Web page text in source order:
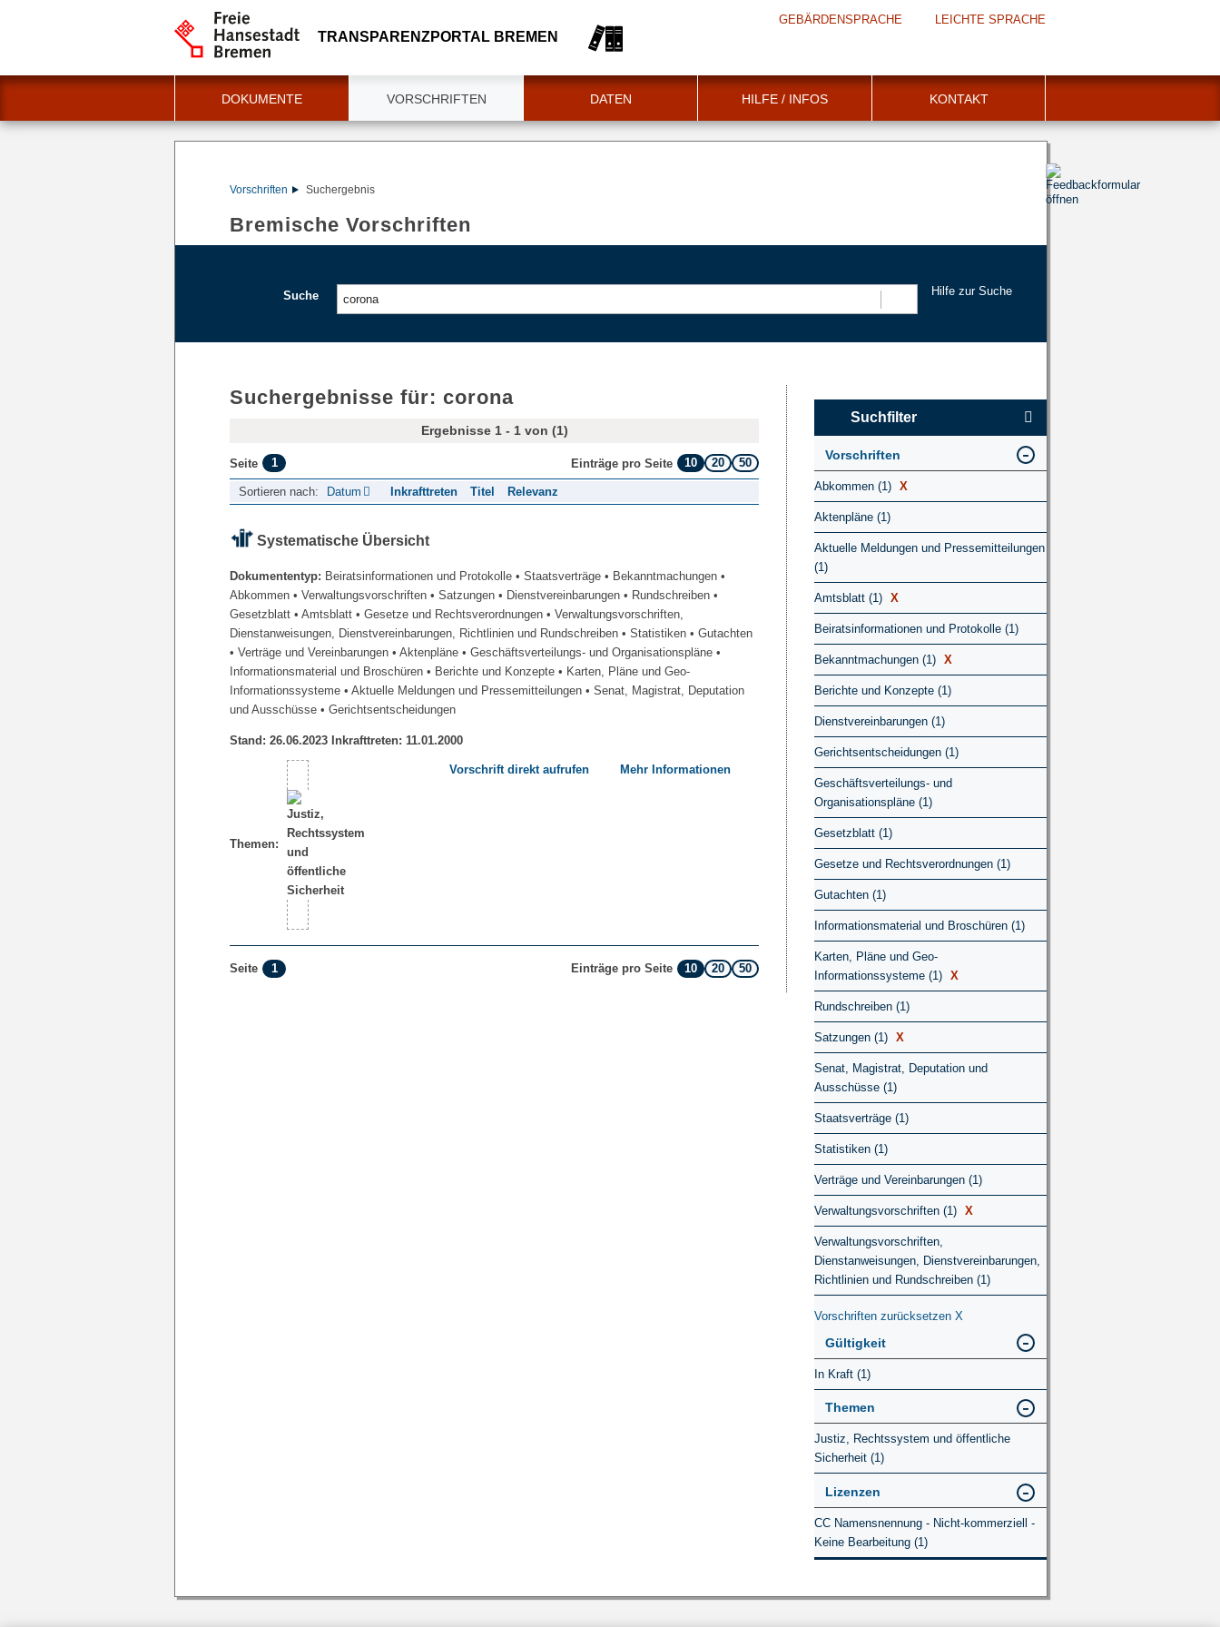
TRANSPARENZPORTAL BREMEN
GEBÄRDENSPRACHE LEICHTE SPRACHE
DOKUMENTE VORSCHRIFTEN DATEN HILFE / INFOS KONTAKT
Vorschriften Suchergebnis
Bremische Vorschriften
Suche
Hilfe zur Suche
Suchergebnisse für: corona
Ergebnisse 1 - 1 von (1)
Seite 1 Einträge pro Seite 10 20 50
Sortieren nach: Datum Inkrafttreten Titel Relevanz
Systematische Übersicht
Dokumententyp: Beiratsinformationen und Protokolle • Staatsverträge • Bekanntmachungen •
Abkommen • Verwaltungsvorschriften • Satzungen • Dienstvereinbarungen • Rundschreiben •
Gesetzblatt • Amtsblatt • Gesetze und Rechtsverordnungen • Verwaltungsvorschriften,
Dienstanweisungen, Dienstvereinbarungen, Richtlinien und Rundschreiben • Statistiken • Gutachten
• Verträge und Vereinbarungen • Aktenpläne • Geschäftsverteilungs- und Organisationspläne •
Informationsmaterial und Broschüren • Berichte und Konzepte • Karten, Pläne und Geo-
Informationssysteme • Aktuelle Meldungen und Pressemitteilungen • Senat, Magistrat, Deputation
und Ausschüsse • Gerichtsentscheidungen
Stand: 26.06.2023 Inkrafttreten: 11.01.2000
Themen:
Vorschrift direkt aufrufen Mehr Informationen
Seite 1 Einträge pro Seite 10 20 50
Suchfilter
Vorschriften
Abkommen (1) X
Aktenpläne (1)
Aktuelle Meldungen und Pressemitteilungen
(1)
Amtsblatt (1) X
Beiratsinformationen und Protokolle (1)
Bekanntmachungen (1) X
Berichte und Konzepte (1)
Dienstvereinbarungen (1)
Gerichtsentscheidungen (1)
Geschäftsverteilungs- und
Organisationspläne (1)
Gesetzblatt (1)
Gesetze und Rechtsverordnungen (1)
Gutachten (1)
Informationsmaterial und Broschüren (1)
Karten, Pläne und Geo-
Informationssysteme (1) X
Rundschreiben (1)
Satzungen (1) X
Senat, Magistrat, Deputation und
Ausschüsse (1)
Staatsverträge (1)
Statistiken (1)
Verträge und Vereinbarungen (1)
Verwaltungsvorschriften (1) X
Verwaltungsvorschriften,
Dienstanweisungen, Dienstvereinbarungen,
Richtlinien und Rundschreiben (1)
Vorschriften zurücksetzen X
Gültigkeit
In Kraft (1)
Themen
Justiz, Rechtssystem und öffentliche
Sicherheit (1)
Lizenzen
CC Namensnennung - Nicht-kommerziell -
Keine Bearbeitung (1)